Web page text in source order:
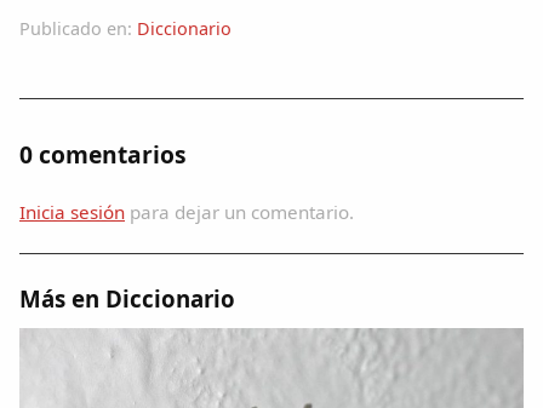
Idiosincrasia
Cancionero Local
Publicado en: Diccionario
0 comentarios
Inicia sesión para dejar un comentario.
Más en Diccionario